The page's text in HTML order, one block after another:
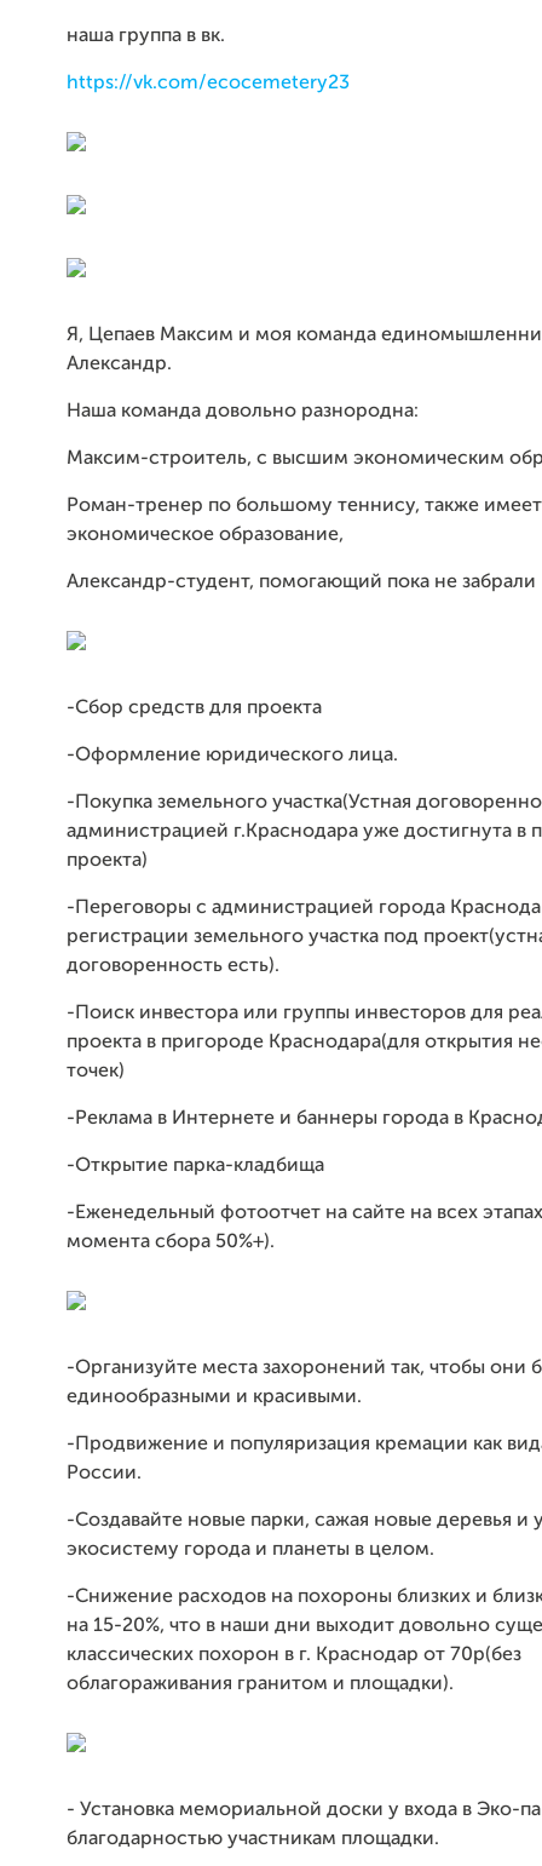
наша группа в вк.
https://vk.com/ecocemetery23
Я, Цепаев Максим и моя команда
Александр.
Наша команда довольно разнородна:
Максим-строитель, с высшим экономическим
Роман-тренер по большому теннису, также
экономическое образование,
Александр-студент, помогающий пока не
-Сбор средств для проекта
-Оформление юридического лица.
-Покупка земельного участка(Устная
администрацией г.Краснодара уже достигнута в
проекта)
-Переговоры с администрацией города
регистрации земельного участка под
договоренность есть).
-Поиск инвестора или группы инвесторов для
проекта в пригороде Краснодара(для открытия
точек)
-Реклама в Интернете и баннеры города в
-Открытие парка-кладбища
-Еженедельный фотоотчет на сайте на всех
момента сбора 50%+).
-Организуйте места захоронений так, чтобы они
единообразными и красивыми.
-Продвижение и популяризация кремации как
России.
-Создавайте новые парки, сажая новые деревья и
экосистему города и планеты в целом.
-Снижение расходов на похороны близких и
на 15-20%, что в наши дни выходит довольно
классических похорон в г. Краснодар от 70р(без
облагораживания гранитом и площадки).
- Установка мемориальной доски у входа в Эко-
благодарностью участникам площадки.